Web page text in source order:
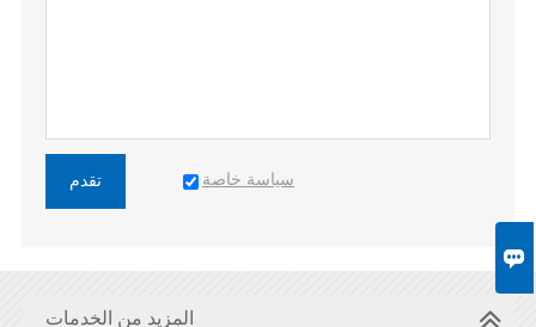

تقدم سياسة خاصة
المزيد من الخدمات